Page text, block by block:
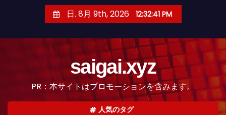
日. 8月 9th, 2026 12:32:43 PM
saigai.xyz
PR：本サイトはプロモーションを含みます。
人気のタグ